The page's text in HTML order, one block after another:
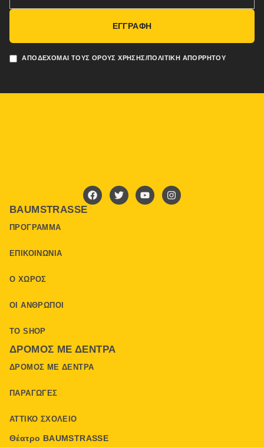
ΑΠΟΔΈΧΟΜΑΙ ΤΟΥΣ ΌΡΟΥΣ ΧΡΉΣΗΣ/ΠΟΛΙΤΙΚΉ ΑΠΟΡΡΉΤΟΥ
ΕΓΓΡΑΦΗ
BAUMSTRASSE
ΠΡΌΓΡΑΜΜΑ
ΕΠΙΚΟΙΝΩΝΊΑ
Ο ΧΏΡΟΣ
ΟΙ ΆΝΘΡΩΠΟΙ
ΤΟ SHOP
ΔΡΌΜΟΣ ΜΕ ΔΈΝΤΡΑ
ΔΡΌΜΟΣ ΜΕ ΔΈΝΤΡΑ
ΠΑΡΑΓΩΓΈΣ
ΑΤΤΙΚΌ ΣΧΟΛΕΊΟ
Θέατρο BAUMSTRASSE